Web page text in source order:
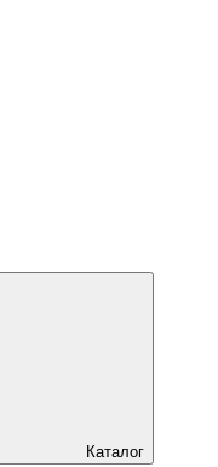
Каталог